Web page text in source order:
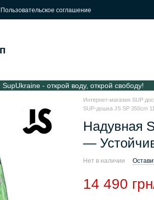
Пользовательское соглашение
SupUkraine - открой воду, открой свободу!
Интернет-магазин SUP
SUP-дошка JS SP 350cm
Надувная
—
Нет в наличии
14 490